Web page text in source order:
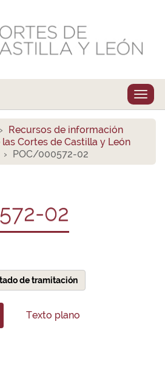
Recursos de información
Cortes de Castilla y León
POC/000572-02
02
de tramitación
Texto plano